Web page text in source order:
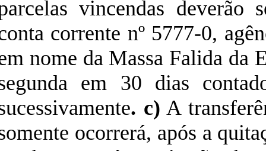
vincendas deverão
corrente nº 5777-0,
nome da Massa Falida da
em 30 dias
. c) A
ocorrerá, após a